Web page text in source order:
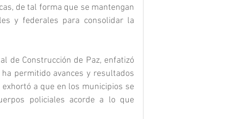
de tal forma que se mantengan
y federales para consolidar la
de Construcción de Paz, enfatizó
permitido avances y resultados
a que en los municipios se
policiales acorde a lo que